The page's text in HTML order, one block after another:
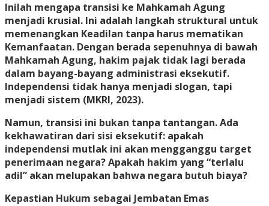
Inilah mengapa transisi ke Mahkamah Agung
menjadi krusial. Ini adalah langkah struktural untuk
memenangkan Keadilan tanpa harus mematikan
Kemanfaatan. Dengan berada sepenuhnya di bawah
Mahkamah Agung, hakim pajak tidak lagi berada
dalam bayang-bayang administrasi eksekutif.
Independensi tidak hanya menjadi slogan, tapi
menjadi sistem (MKRI, 2023).
Namun, transisi ini bukan tanpa tantangan. Ada
kekhawatiran dari sisi eksekutif: apakah
independensi mutlak ini akan mengganggu target
penerimaan negara? Apakah hakim yang “terlalu
adil” akan melupakan bahwa negara butuh biaya?
Kepastian Hukum sebagai Jembatan Emas